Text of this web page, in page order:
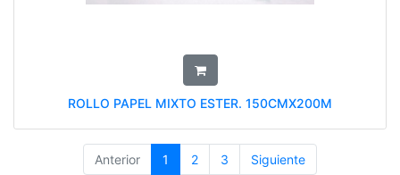
ROLLO PAPEL MIXTO ESTER. 150CMX200M
Anterior 1 2 3 Siguiente